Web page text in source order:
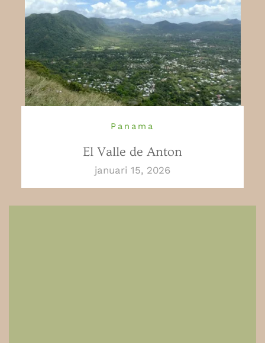
Panama
El Valle de Anton
januari 15, 2026